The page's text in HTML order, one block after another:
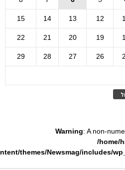
12
13
14
15
19
20
21
22
26
27
28
29
Warning: A non-
/home/
themes/Newsmag/includes/